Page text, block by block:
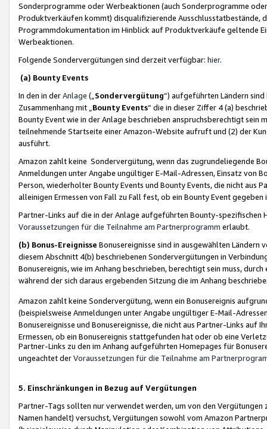
Sonderprogramme oder Werbeaktionen (auch Sonderprogramme
Produktverkäufen kommt) disqualifizierende Ausschlusstatbestände,
Programmdokumentation im Hinblick auf Produktverkäufe geltende
Werbeaktionen.
Folgende Sondervergütungen sind derzeit verfügbar: hier.
(a) Bounty Events
In den in derAnlage („ Sondervergütung“) aufgeführten Ländern
Zusammenhang mit „ Bounty Events“ die in dieser Ziffer 4 (a)
Bounty Event wie in der Anlage beschrieben anspruchsberechtigt sein
teilnehmende Startseite einer Amazon-Website aufruft und (2) der
ausführt.
Amazon zahlt keine Sondervergütung, wenn das zugrundeliegende
Anmeldungen unter Angabe ungültiger E-Mail-Adressen, Einsatz von
Person, wiederholter Bounty Events und Bounty Events, die nicht
alleinigen Ermessen von Fall zu Fall fest, ob ein Bounty Event
Partner-Links auf die in der Anlage aufgeführten Bounty-spezifischen
Voraussetzungen für die Teilnahme am Partnerprogramm erlaubt.
(b) Bonus-Ereignisse Bonusereignisse sind in ausgewählten Ländern
diesem Abschnitt 4(b) beschriebenen Sondervergütungen in
Bonusereignis, wie im Anhang beschrieben, berechtigt sein muss,
während der sich daraus ergebenden Sitzung die im Anhang
Amazon zahlt keine Sondervergütung, wenn ein Bonusereignis
(beispielsweise Anmeldungen unter Angabe ungültiger E-Mail-
Bonusereignisse und Bonusereignisse, die nicht aus Partner-Links auf
Ermessen, ob ein Bonusereignis stattgefunden hat oder ob eine
Partner-Links zu den im Anhang aufgeführten Homepages für
ungeachtet derVoraussetzungen für die Teilnahme am
5. Einschränkungen in Bezug auf Vergütungen
Partner-Tags sollten nur verwendet werden, um von den
Namen handelt) versuchst, Vergütungen sowohl vom Amazon